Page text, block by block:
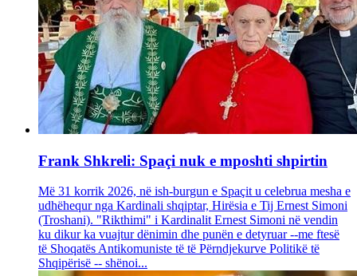
Frank Shkreli: Spaçi nuk e mposhti shpirtin
Më 31 korrik 2026, në ish-burgun e Spaçit u celebrua mesha e
udhëhequr nga Kardinali shqiptar, Hirësia e Tij Ernest Simoni
(Troshani). "Rikthimi" i Kardinalit Ernest Simoni në vendin
ku dikur ka vuajtur dënimin dhe punën e detyruar --me ftesë
të Shoqatës Antikomuniste të të Përndjekurve Politikë të
Shqipërisë -- shënoi...